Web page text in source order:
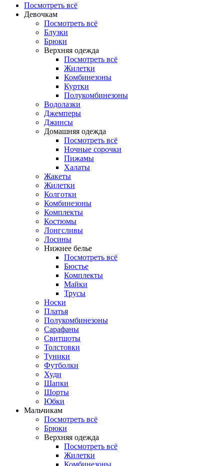
Посмотреть всё
Девочкам
Посмотреть всё
Блузки
Брюки
Верхняя одежда
Посмотреть всё
Жилетки
Комбинезоны
Куртки
Полукомбинезоны
Водолазки
Джемперы
Джинсы
Домашняя одежда
Посмотреть всё
Ночные сорочки
Пижамы
Халаты
Жакеты
Жилетки
Колготки
Комбинезоны
Комплекты
Костюмы
Лонгсливы
Лосины
Нижнее белье
Посмотреть всё
Бюстье
Комплекты
Майки
Трусы
Носки
Платья
Полукомбинезоны
Сарафаны
Свитшоты
Толстовки
Туники
Футболки
Худи
Шапки
Шорты
Юбки
Мальчикам
Посмотреть всё
Брюки
Верхняя одежда
Посмотреть всё
Жилетки
Комбинезоны